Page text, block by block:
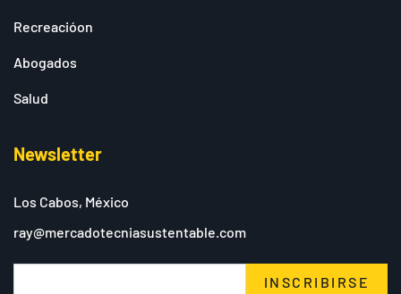
Recreacióon
Abogados
Salud
Newsletter
Los Cabos, México
ray@mercadotecniasustentable.com
INSCRIBIRSE